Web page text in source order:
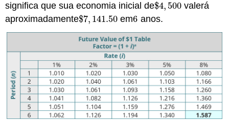
significa que sua economia inicial de$4, 500
$4, 500 valerá
aproximadamente$7, 141.50
$7, 141.50 em6
6 anos.